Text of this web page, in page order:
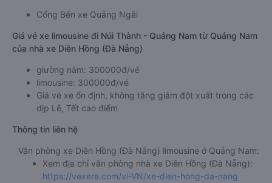
Cổng Bến xe Quảng Ngãi
Giá vé xe limousine đi Núi Thành - Quảng Nam từ Quảng Nam
của nhà xe Diên Hồng (Đà Nẵng)
giường nằm: 300000đ/vé
limousine: 300000đ/vé
Giá vé xe ổn định, không tăng giảm đột xuất trong các
dịp Lễ, Tết cao điểm
Thông tin liên hệ
Văn phòng xe Diên Hồng (Đà Nẵng) limousine ở Quảng Nam:
Xem địa chỉ văn phòng nhà xe Diên Hồng (Đà Nẵng):
https://vexere.com/vi-VN/xe-dien-hong-da-nang